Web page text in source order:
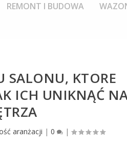
REMONT I BUDOWA
SALONU, KTÓRE
ICH UNIKNĄĆ
aranżacji |0 |